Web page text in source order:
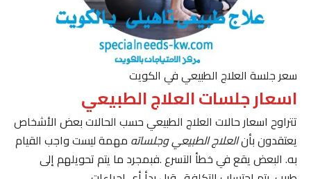
سعر جلسة العلاج الطبيعي في الكويت
اسعار جلسات العلاج الطبيعي
تتراوح اسعار حالات العلاج الطبيعي حسب الحالات بعض الأشخاص
يعتقدون بأنالعلاج الطبيعي وجلساتهمهمة ليست واجب القيام
به. البعض يقع في خطأ التسرع .فبمجرد ما يتم تحويلهم إلى